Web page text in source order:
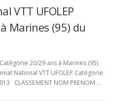
VTT UFOLEP
Marines (95) du
20/29 ans à Marines (95)
National VTT UFOLEP Catégorie
CLASSEMENT NOM PRENOM …